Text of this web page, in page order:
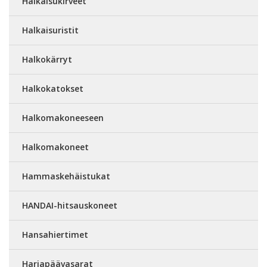
Halkaisuristit
Halkokärryt
Halkokatokset
Halkomakoneeseen
Halkomakoneet
Hammaskehäistukat
HANDAI-hitsauskoneet
Hansahiertimet
Harjapäävasarat